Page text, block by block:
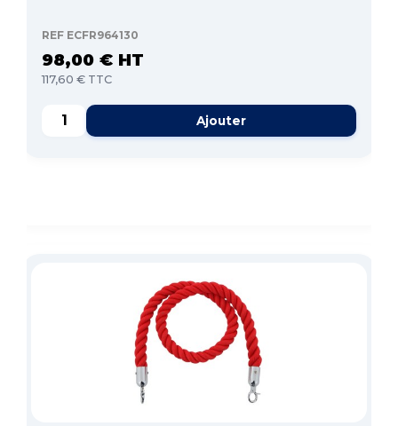
REF ECFR964130
98,00 € HT
117,60 € TTC
Ajouter